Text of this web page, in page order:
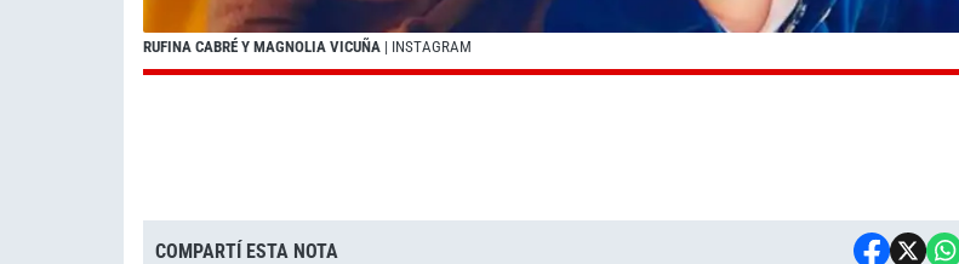
RUFINA CABRÉ Y MAGNOLIA VICUÑA | INSTAGRAM
COMPARTÍ ESTA NOTA